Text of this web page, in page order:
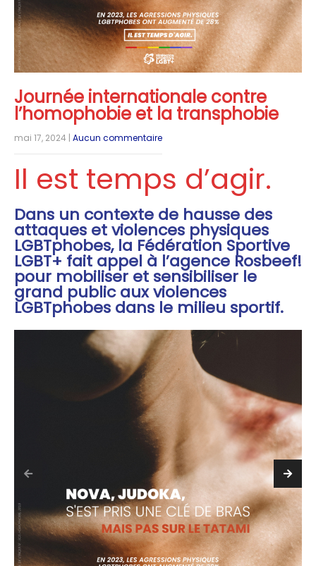
Journée internationale contre
l’homophobie et la transphobie
mai 17, 2024 | Aucun commentaire
Il est temps d’agir.
Dans un contexte de hausse des
attaques et violences physiques
LGBTphobes, la Fédération Sportive
LGBT+ fait appel à l’agence Rosbeef!
pour mobiliser et sensibiliser le
grand public aux violences
LGBTphobes dans le milieu sportif.